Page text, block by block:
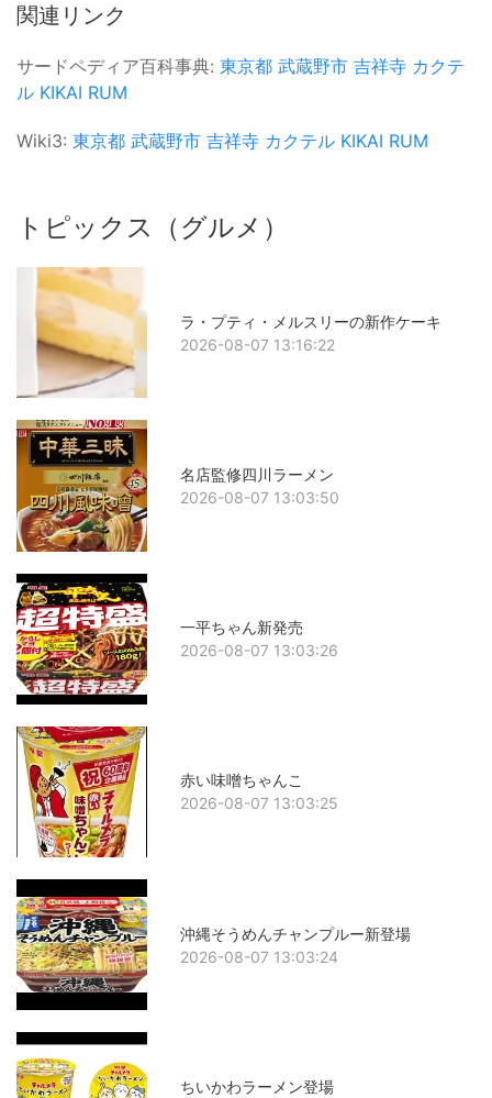
関連リンク
サードペディア百科事典: 東京都 武蔵野市 吉祥寺 カクテ
ル KIKAI RUM
Wiki3: 東京都 武蔵野市 吉祥寺 カクテル KIKAI RUM
トピックス（グルメ）
ラ・プティ・メルスリーの新作ケーキ
2026-08-07 13:16:22
名店監修四川ラーメン
2026-08-07 13:03:50
一平ちゃん新発売
2026-08-07 13:03:26
赤い味噌ちゃんこ
2026-08-07 13:03:25
沖縄そうめんチャンプルー新登場
2026-08-07 13:03:24
ちいかわラーメン登場